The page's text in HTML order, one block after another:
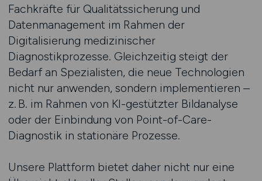
Fachkräfte für Qualitätssicherung und
Datenmanagement im Rahmen der
Digitalisierung medizinischer
Diagnostikprozesse. Gleichzeitig steigt der
Bedarf an Spezialisten, die neue Technologien
nicht nur anwenden, sondern implementieren –
z. B. im Rahmen von KI-gestützter Bildanalyse
oder der Einbindung von Point-of-Care-
Diagnostik in stationäre Prozesse.
Unsere Plattform bietet daher nicht nur eine